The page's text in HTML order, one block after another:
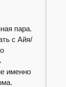
пара.
с Айя/
именно